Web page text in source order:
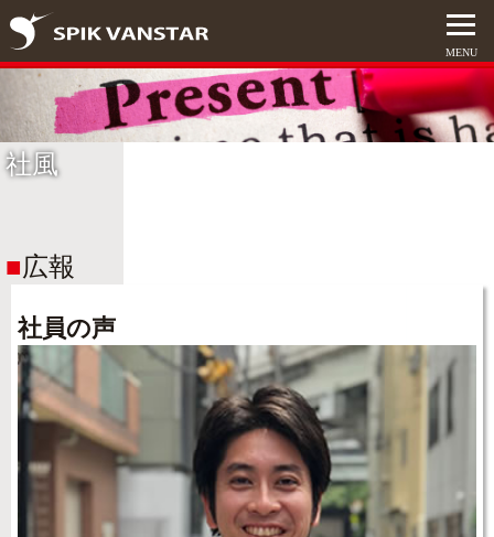
社風
広報
社員の声